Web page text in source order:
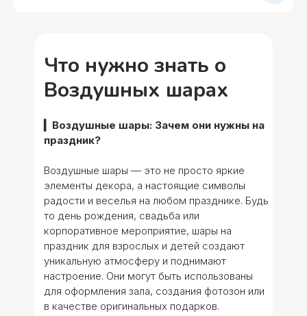
Что нужно знать о
Воздушных шарах
▎Воздушные шары: Зачем они нужны на
праздник?
Воздушные шары — это не просто яркие
элементы декора, а настоящие символы
радости и веселья на любом празднике. Будь
то день рождения, свадьба или
корпоративное мероприятие, шары на
праздник для взрослых и детей создают
уникальную атмосферу и поднимают
настроение. Они могут быть использованы
для оформления зала, создания фотозон или
в качестве оригинальных подарков.